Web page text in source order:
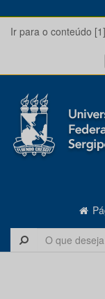
Ir para o conteúdo [1]